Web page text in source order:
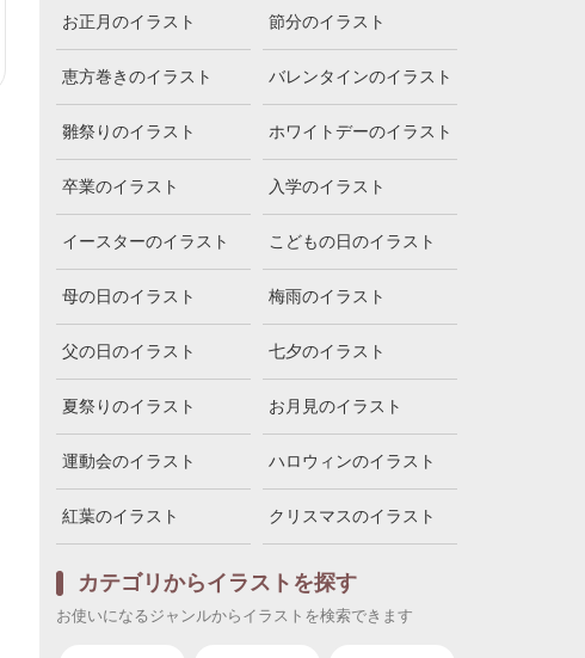
お正月のイラスト 節分のイラスト
恵方巻きのイラスト バレンタインのイラスト
雛祭りのイラスト ホワイトデーのイラスト
卒業のイラスト 入学のイラスト
イースターのイラスト こどもの日のイラスト
母の日のイラスト 梅雨のイラスト
父の日のイラスト 七夕のイラスト
夏祭りのイラスト お月見のイラスト
運動会のイラスト ハロウィンのイラスト
紅葉のイラスト クリスマスのイラスト
カテゴリからイラストを探す
お使いになるジャンルからイラストを検索できます